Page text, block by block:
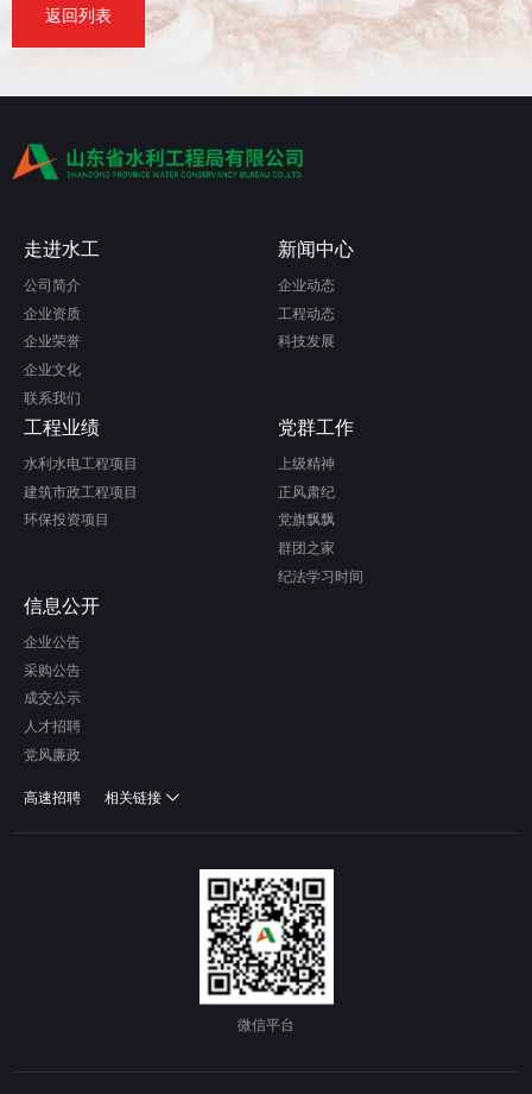
返回列表
走进水工
公司简介
企业资质
企业荣誉
企业文化
联系我们
新闻中心
企业动态
工程动态
科技发展
工程业绩
水利水电工程项目
建筑市政工程项目
环保投资项目
党群工作
上级精神
正风肃纪
党旗飘飘
群团之家
纪法学习时间
信息公开
企业公告
采购公告
成交公示
人才招聘
党风廉政
高速招聘 相关链接
微信平台